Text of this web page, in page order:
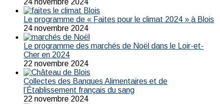
24 novembre 2024
Le programme de « Faites pour le climat 2024 » à Blois
24 novembre 2024
Le programme des marchés de Noël dans le Loir-et-
Cher en 2024
22 novembre 2024
Collectes des Banques Alimentaires et de
l’Établissement français du sang
22 novembre 2024